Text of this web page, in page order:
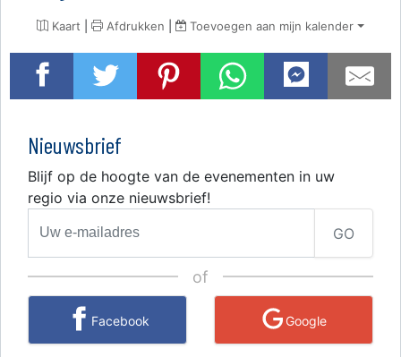
Kaart | Afdrukken | Toevoegen aan mijn kalender
Nieuwsbrief
Blijf op de hoogte van de evenementen in uw
regio via onze nieuwsbrief!
GO
of
Facebook Google